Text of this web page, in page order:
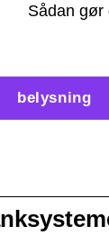
Sådan gør
belysning